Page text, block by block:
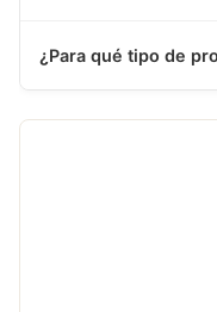
¿Para qué tipo de